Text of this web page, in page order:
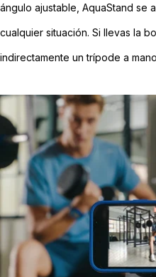
ángulo ajustable, AquaStand se
cualquier situación. Si llevas la
indirectamente un trípode a